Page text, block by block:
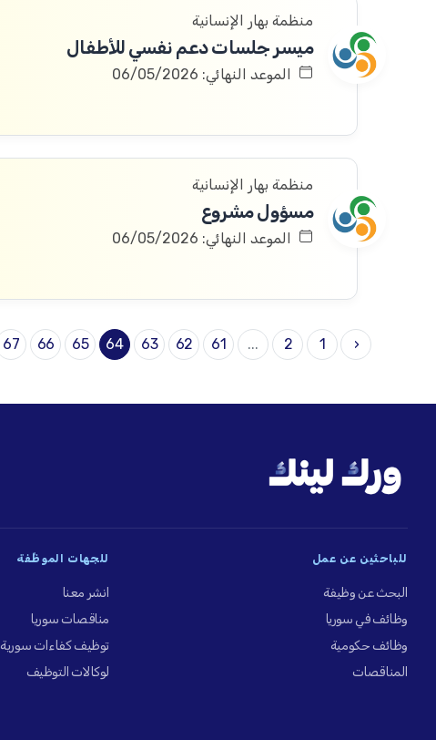
منظمة بهار الإنسانية
ميسر جلسات دعم نفسي للأطفال
الموعد النهائي: 06/05/2026
منظمة بهار الإنسانية
مسؤول مشروع
الموعد النهائي: 06/05/2026
‹
1
2
...
61
62
63
64
65
66
67
للباحثين عن عمل
البحث عن وظيفة
وظائف في سوريا
وظائف حكومية
المناقصات
للجهات الموظِّفة
انشر معنا
مناقصات سوريا
توظيف كفاءات سورية
لوكالات التوظيف